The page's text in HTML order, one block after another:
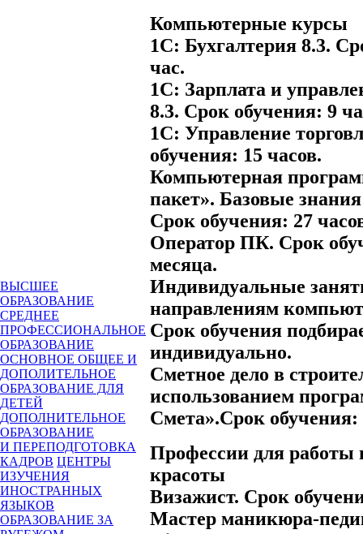
ВЫСШЕЕ
ОБРАЗОВАНИЕ
СРЕДНЕЕ
ПРОФЕССИОНАЛЬНОЕ
ОБРАЗОВАНИЕ
ОСНОВНОЕ ОБЩЕЕ И
ДОПОЛИТЕЛЬНОЕ
ОБРАЗОВАНИЕ ДЛЯ
ДЕТЕЙ
ДОПОЛНИТЕЛЬНОЕ
ОБРАЗОВАНИЕ
И ПЕРЕПОДГОТОВКА
КАДРОВ ЦЕНТРЫ
ИЗУЧЕНИЯ
ИНОСТРАННЫХ
ЯЗЫКОВ
ОБРАЗОВАНИЕ ЗА
Компьютерные курсы
1С: Бухгалтерия 8.3.
час.
1С: Зарплата и
8.3. Срок обучения: 9
1С: Управление
обучения: 15 часов.
Компьютерная
пакет». Базовые
Срок обучения: 27
Оператор ПК. Срок
месяца.
Индивидуальные
направлениям
Срок обучения
индивидуально.
Сметное дело в
использованием
Смета».Срок обучения:
Профессии для работы
красоты
Визажист. Срок
Мастер маникюра-